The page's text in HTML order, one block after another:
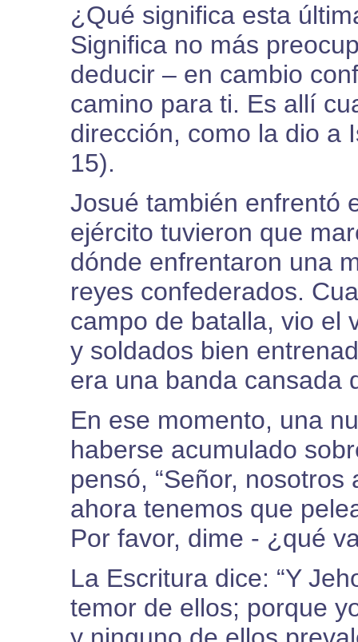
¿Qué significa esta
Significa no más
deducir – en cambio
camino para ti. Es allí
dirección, como la dio a
15).
Josué también enfrentó
ejército tuvieron que
dónde enfrentaron una
reyes confederados.
campo de batalla, vio el
y soldados bien
era una banda cansada
En ese momento, una
haberse acumulado
pensó, “Señor,
ahora tenemos que
Por favor, dime - ¿qué
La Escritura dice: “Y
temor de ellos; porque